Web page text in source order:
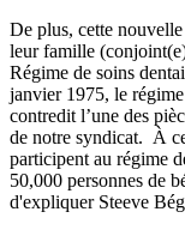
De plus, cette
leur famille
Régime de soins
janvier1975, le régime
contredit l’une des
de notre syndicat. À
participent au régime
50,000 personnes de
d'expliquer Steeve